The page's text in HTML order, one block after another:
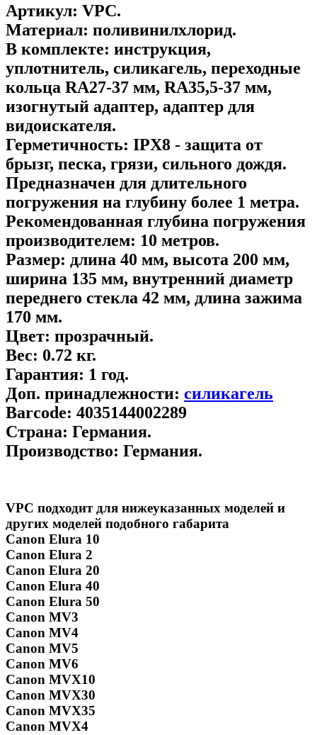
Артикул: VPC.
Материал: поливинилхлорид.
В комплекте: инструкция,
уплотнитель, силикагель, переходные
кольца RA27-37 мм, RA35,5-37 мм,
изогнутый адаптер, адаптер для
видоискателя.
Герметичность: IPХ8 - защита от
брызг, песка, грязи, сильного дождя.
Предназначен для длительного
погружения на глубину более 1 метра.
Рекомендованная глубина погружения
производителем: 10 метров.
Размер: длина 40 мм, высота 200 мм,
ширина 135 мм, внутренний диаметр
переднего стекла 42 мм, длина зажима
170 мм.
Цвет: прозрачный.
Вес: 0.72 кг.
Гарантия: 1 год.
Доп. принадлежности: cиликагель
Barcode: 4035144002289
Страна: Германия.
Производство: Германия.
VPC подходит для нижеуказанных моделей и
других моделей подобного габарита
Canon Elura 10
Canon Elura 2
Canon Elura 20
Canon Elura 40
Canon Elura 50
Canon MV3
Canon MV4
Canon MV5
Canon MV6
Canon MVX10
Canon MVX30
Canon MVX35
Canon MVX4